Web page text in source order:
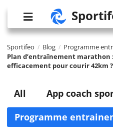
Sportifeo / Blog / Programme
Plan d’entraînement marathon
efficacement pour courir 42km ?
All
App coach
Programme